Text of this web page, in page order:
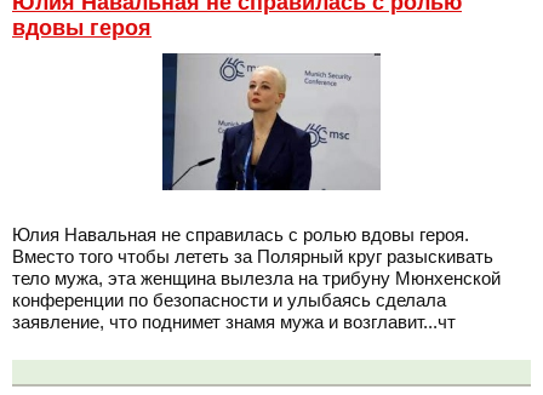
вдовы героя
Юлия Навальная не справилась с ролью вдовы героя.
Вместо того чтобы лететь за Полярный круг разыскивать
тело мужа, эта женщина вылезла на трибуну Мюнхенской
конференции по безопасности и улыбаясь сделала
заявление, что поднимет знамя мужа и возглавит...чт